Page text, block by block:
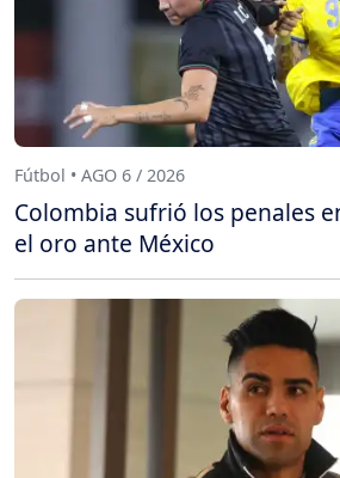
Fútbol • AGO 6 / 2026
Colombia sufrió los penales
el oro ante México